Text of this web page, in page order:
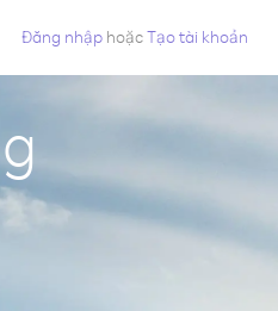
Đăng nhập hoặcTạo tài khoản